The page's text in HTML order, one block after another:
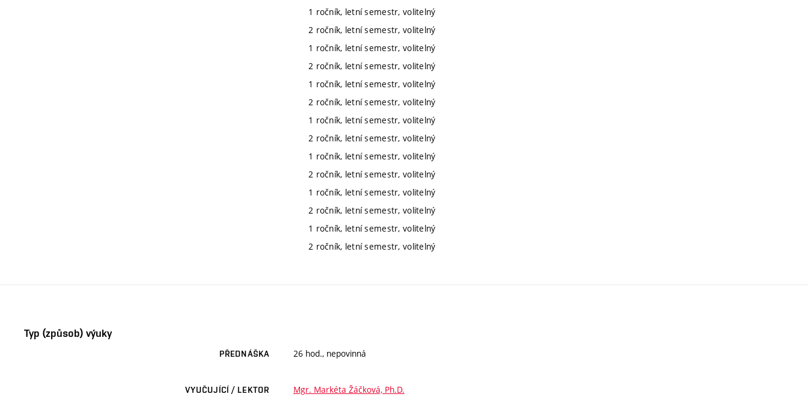
1 ročník, letní semestr, volitelný
2 ročník, letní semestr, volitelný
1 ročník, letní semestr, volitelný
2 ročník, letní semestr, volitelný
1 ročník, letní semestr, volitelný
2 ročník, letní semestr, volitelný
1 ročník, letní semestr, volitelný
2 ročník, letní semestr, volitelný
1 ročník, letní semestr, volitelný
2 ročník, letní semestr, volitelný
1 ročník, letní semestr, volitelný
2 ročník, letní semestr, volitelný
1 ročník, letní semestr, volitelný
2 ročník, letní semestr, volitelný
Typ (způsob) výuky
PŘEDNÁŠKA 26 hod., nepovinná
VYUČUJÍCÍ / LEKTOR Mgr. Markéta Žáčková, Ph.D.